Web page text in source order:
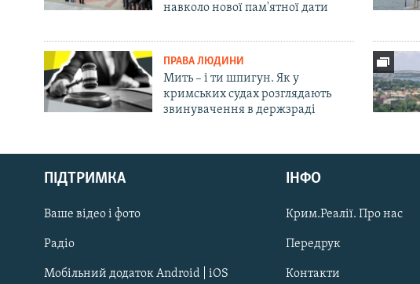
Русский
Qırımtatar
ДОЛУЧАЙСЯ!
навколо нової пам'ятної дати
ПРАВА ЛЮДИНИ
Мить – і ти шпигун. Як у
кримських судах розглядають
звинувачення в держзраді
ПІДТРИМКА
Ваше відео і фото
Радіо
Мобільний додаток Android | iOS
ІНФО
Крим.Реалії. Про нас
Передрук
Контакти